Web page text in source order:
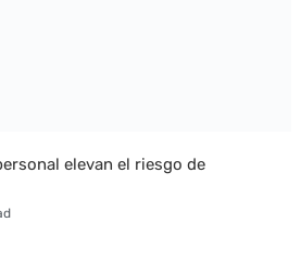
elevan el riesgo de